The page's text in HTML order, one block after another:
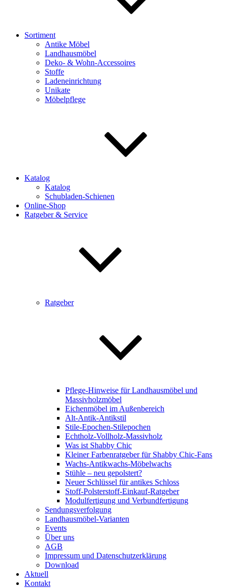
Sortiment
Antike Möbel
Landhausmöbel
Deko- & Wohn-Accessoires
Stoffe
Ladeneinrichtung
Unikate
Möbelpflege
Katalog
Katalog
Schubladen-Schienen
Online-Shop
Ratgeber & Service
Ratgeber
Pflege-Hinweise für Landhausmöbel und
Massivholzmöbel
Eichenmöbel im Außenbereich
Alt-Antik-Antikstil
Stile-Epochen-Stilepochen
Echtholz-Vollholz-Massivholz
Was ist Shabby Chic
Kleiner Farbenratgeber für Shabby Chic-Fans
Wachs-Antikwachs-Möbelwachs
Stühle – neu gepolstert?
Neuer Schlüssel für antikes Schloss
Stoff-Polsterstoff-Einkauf-Ratgeber
Modulfertigung und Verbundfertigung
Sendungsverfolgung
Landhausmöbel-Varianten
Events
Über uns
AGB
Impressum und Datenschutzerklärung
Download
Aktuell
Kontakt